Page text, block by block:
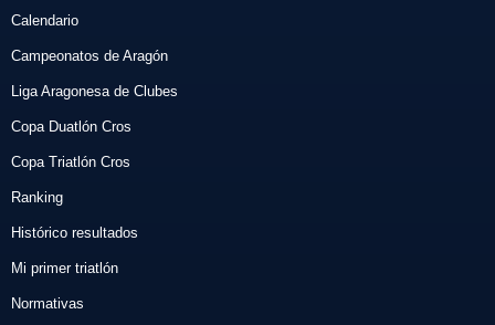
Calendario
Campeonatos de Aragón
Liga Aragonesa de Clubes
Copa Duatlón Cros
Copa Triatlón Cros
Ranking
Histórico resultados
Mi primer triatlón
Normativas